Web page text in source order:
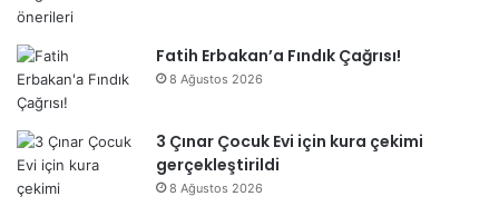
Fatih Erbakan’a Fındık Çağrısı!
8 Ağustos 2026
3 Çınar Çocuk Evi için kura çekimi
gerçekleştirildi
8 Ağustos 2026